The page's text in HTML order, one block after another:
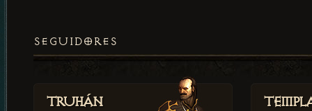
SEGUIDORES
Truhán